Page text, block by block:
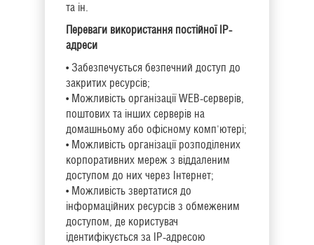
та ін.
Переваги використання постійної IP-
адреси
• Забезпечується безпечний доступ до
закритих ресурсів;
• Можливість організації WEB-серверів,
поштових та інших серверів на
домашньому або офісному комп'ютері;
• Можливість організації розподілених
корпоративних мереж з віддаленим
доступом до них через Інтернет;
• Можливість звертатися до
інформаційних ресурсів з обмеженим
доступом, де користувач
ідентифікується за IP-адресою